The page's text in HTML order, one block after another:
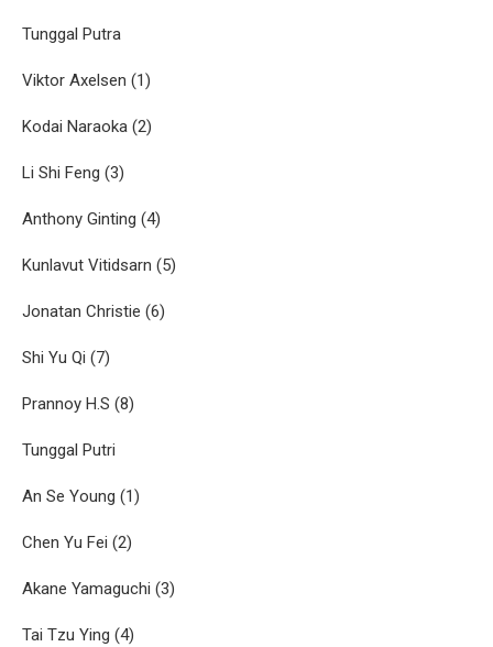
Tunggal Putra
Viktor Axelsen (1)
Kodai Naraoka (2)
Li Shi Feng (3)
Anthony Ginting (4)
Kunlavut Vitidsarn (5)
Jonatan Christie (6)
Shi Yu Qi (7)
Prannoy H.S (8)
Tunggal Putri
An Se Young (1)
Chen Yu Fei (2)
Akane Yamaguchi (3)
Tai Tzu Ying (4)